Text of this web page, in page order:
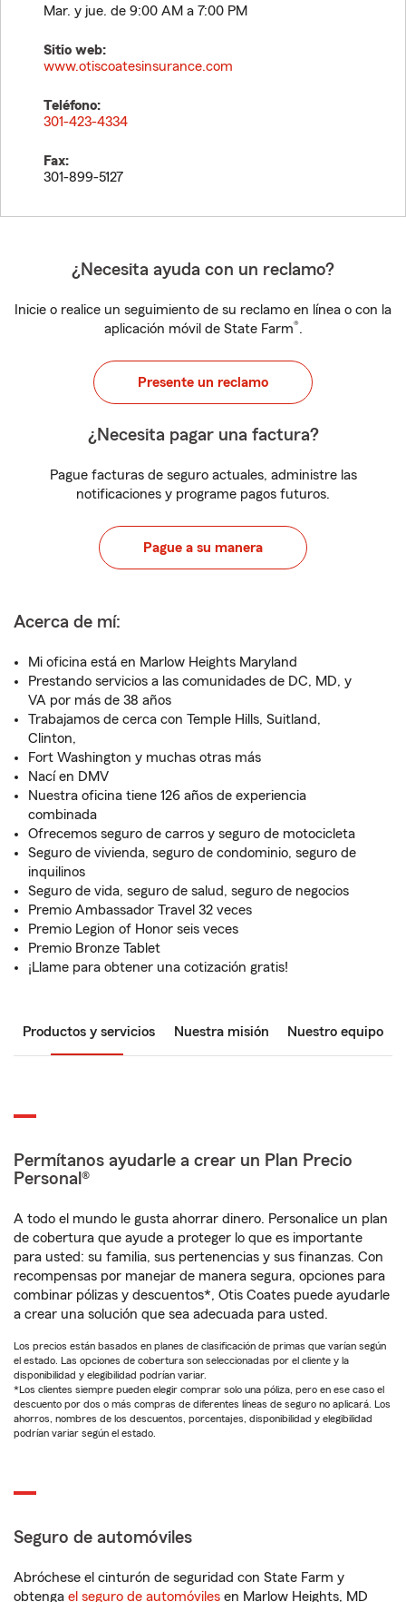
Mar. y jue. de 9:00 AM a 7:00 PM
Sitio web:
www.otiscoatesinsurance.com
Teléfono:
301-423-4334
Fax:
301-899-5127
¿Necesita ayuda con un reclamo?
Inicie o realice un seguimiento de su reclamo en línea o con la
aplicación móvil de State Farm®.
Presente un reclamo
¿Necesita pagar una factura?
Pague facturas de seguro actuales, administre las
notificaciones y programe pagos futuros.
Pague a su manera
Acerca de mí:
Mi oficina está en Marlow Heights Maryland
Prestando servicios a las comunidades de DC, MD, y
VA por más de 38 años
Trabajamos de cerca con Temple Hills, Suitland,
Clinton,
Fort Washington y muchas otras más
Nací en DMV
Nuestra oficina tiene 126 años de experiencia
combinada
Ofrecemos seguro de carros y seguro de motocicleta
Seguro de vivienda, seguro de condominio, seguro de
inquilinos
Seguro de vida, seguro de salud, seguro de negocios
Premio Ambassador Travel 32 veces
Premio Legion of Honor seis veces
Premio Bronze Tablet
¡Llame para obtener una cotización gratis!
Productos y servicios Nuestra misión Nuestro equipo
Permítanos ayudarle a crear un Plan Precio
Personal®
A todo el mundo le gusta ahorrar dinero. Personalice un plan
de cobertura que ayude a proteger lo que es importante
para usted: su familia, sus pertenencias y sus finanzas. Con
recompensas por manejar de manera segura, opciones para
combinar pólizas y descuentos*, Otis Coates puede ayudarle
a crear una solución que sea adecuada para usted.
Los precios están basados en planes de clasificación de primas que varían según
el estado. Las opciones de cobertura son seleccionadas por el cliente y la
disponibilidad y elegibilidad podrían variar.
*Los clientes siempre pueden elegir comprar solo una póliza, pero en ese caso el
descuento por dos o más compras de diferentes líneas de seguro no aplicará. Los
ahorros, nombres de los descuentos, porcentajes, disponibilidad y elegibilidad
podrían variar según el estado.
Seguro de automóviles
Abróchese el cinturón de seguridad con State Farm y
obtenga el seguro de automóviles en Marlow Heights, MD